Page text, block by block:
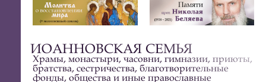
ИОАННОВСКАЯ СЕМЬЯ
Храмы, монастыри, часовни, гимназии, приюты,
братства, сестричества, благотворительные
фонды, общества и иные православные